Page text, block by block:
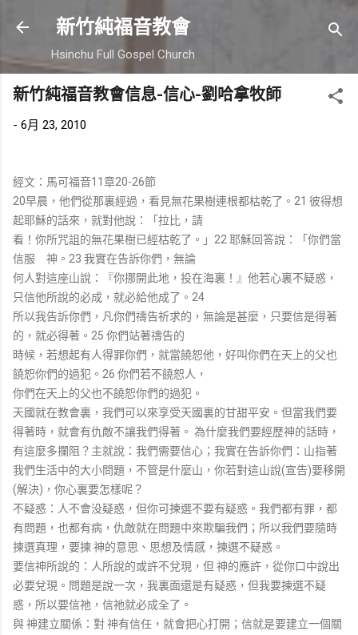
跳到主要內容
新竹純福音教會
Hsinchu Full Gospel Church
新竹純福音教會信息-信心-劉哈拿牧師
- 6月 23, 2010
經文：馬可福音11章20-26節
20早晨，他們從那裏經過，看見無花果樹連根都枯乾了。21 彼得想
起耶穌的話來，就對他說：「拉比，請
看！你所咒詛的無花果樹已經枯乾了。」22 耶穌回答說：「你們當
信服 神。23 我實在告訴你們，無論
何人對這座山說：『你挪開此地，投在海裏！』他若心裏不疑惑，
只信他所說的必成，就必給他成了。24
所以我告訴你們，凡你們禱告祈求的，無論是甚麼，只要信是得著
的，就必得著。25 你們站著禱告的
時候，若想起有人得罪你們，就當饒恕他，好叫你們在天上的父也
饒恕你們的過犯。26 你們若不饒恕人，
你們在天上的父也不饒恕你們的過犯。
天國就在教會裏，我們可以來享受天國裏的甘甜平安。但當我們要
得著時，就會有仇敵不讓我們得著。 為什麼我們要經歷神的話時，
有這麼多攔阻？主就說：我們需要信心；我實在告訴你們：山指著
我們生活中的大小問題，不管是什麼山，你若對這山說(宣告)要移開
(解決)，你心裏要怎樣呢？
不疑惑：人不會没疑惑，但你可揀選不要有疑惑。我們都有罪，都
有問題，也都有病，仇敵就在問題中來欺騙我們；所以我們要隨時
揀選真理，要揀 神的意思、思想及情感，揀選不疑惑。
要信神所說的：人所說的或許不兌現，但 神的應許，從你口中說出
必要兌現。問題是說一次，我裏面還是有疑惑，但我要揀選不疑
惑，所以要信祂，信祂就必成全了。
與 神建立關係：對 神有信任，就會把心打開；信就是要建立一個關